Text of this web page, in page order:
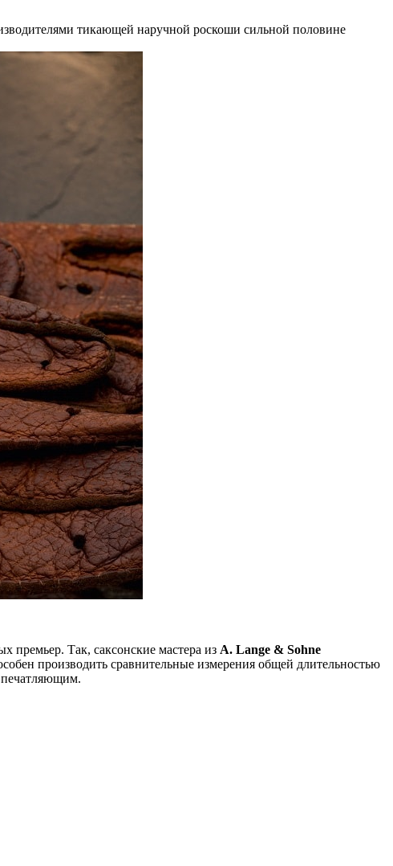
тикающей наручной роскоши сильной половине
премьер. Так, саксонские мастера из А. Lange & Sohne
производить сравнительные измерения общей длительностью